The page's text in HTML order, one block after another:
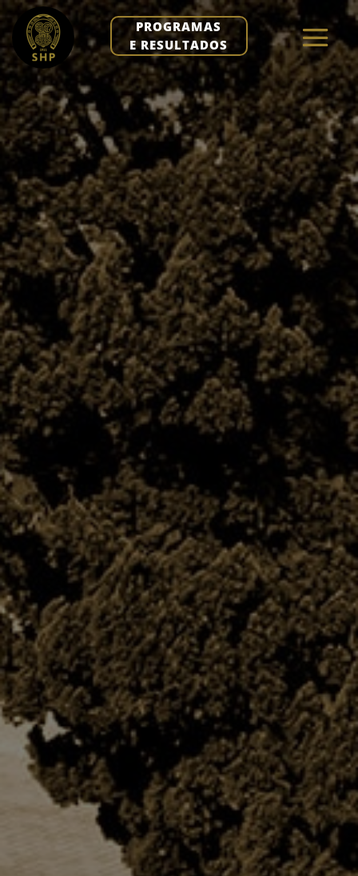
PROGRAMAS
E RESULTADOS